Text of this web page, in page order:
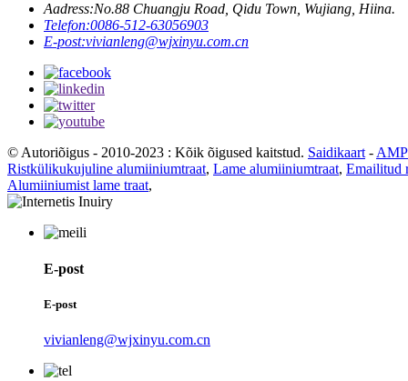
Aadress:No.88 Chuangju Road, Qidu Town, Wujiang, Hiina.
Telefon:0086-512-63056903
E-post:vivianleng@wjxinyu.com.cn
© Autoriõigus - 2010-2023 : Kõik õigused kaitstud. Saidikaart-
Ristkülikukujuline alumiiniumtraat, Lame alumiiniumtraat, Emailitud
Alumiiniumist lame traat,
E-post
E-post
vivianleng@wjxinyu.com.cn